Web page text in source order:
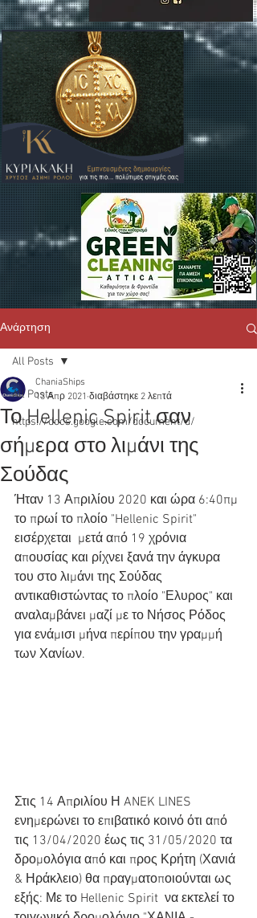
Ανάρτηση
All Posts
https://docs.google.com/document/d/
All Posts
Το Hellenic Spirit σαν
σήμερα στο λιμάνι της
Σούδας
ChaniaShips
13 Απρ 2021 διαβάστηκε 2 λεπτά
Ήταν 13 Απριλίου 2020 και ώρα 6:40πμ
το πρωί το πλοίο "Hellenic Spirit"
εισέρχεται  μετά από 19 χρόνια
απουσίας και ρίχνει ξανά την άγκυρα
του στο λιμάνι της Σούδας
αντικαθιστώντας το πλοίο "Ελυρος" και
αναλαμβάνει μαζί με το Νήσος Ρόδος
για ενάμισι μήνα περίπου την γραμμή
των Χανίων.
Στις 14 Απριλίου Η ANEK LINES
ενημερώνει το επιβατικό κοινό ότι από
τις 13/04/2020 έως τις 31/05/2020 τα
δρομολόγια από και προς Κρήτη (Χανιά
& Ηράκλειο) θα πραγματοποιούνται ως
εξής: Με το Hellenic Spirit  να εκτελεί το